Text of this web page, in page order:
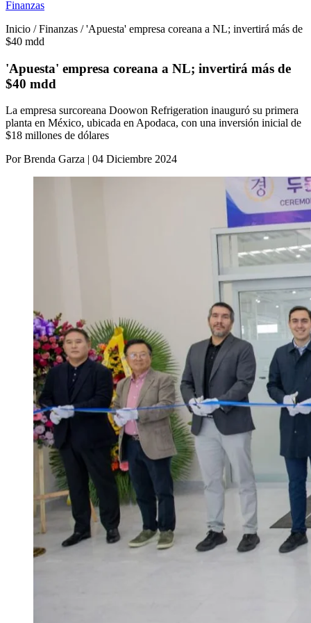
Finanzas
Inicio / Finanzas / 'Apuesta' empresa coreana a NL; invertirá más de
$40 mdd
'Apuesta' empresa coreana a NL; invertirá más de
$40 mdd
La empresa surcoreana Doowon Refrigeration inauguró su primera
planta en México, ubicada en Apodaca, con una inversión inicial de
$18 millones de dólares
Por Brenda Garza | 04 Diciembre 2024